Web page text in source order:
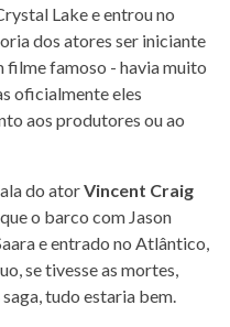
Lake e entrou no
dos atores ser iniciante
filme famoso - havia muito
oficialmente eles
aos produtores ou ao
do atorVincent Craig
o barco com Jason
e entrado no Atlântico,
se tivesse as mortes,
tudo estaria bem.